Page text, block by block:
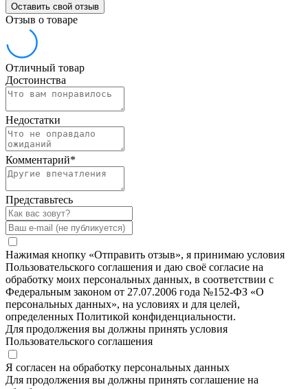
Оставить свой отзыв
Отзыв о товаре
Отличный товар
Достоинства
Недостатки
Комментарий*
Представьтесь
Нажимая кнопку «Отправить отзыв», я принимаю условия
Пользовательского соглашения и даю своё согласие на
обработку моих персональных данных, в соответствии с
Федеральным законом от 27.07.2006 года №152-ФЗ «О
персональных данных», на условиях и для целей,
определенных Политикой конфиденциальности.
Для продолжения вы должны принять условия
Пользовательского соглашения
Я согласен на обработку персональных данных
Для продолжения вы должны принять соглашение на